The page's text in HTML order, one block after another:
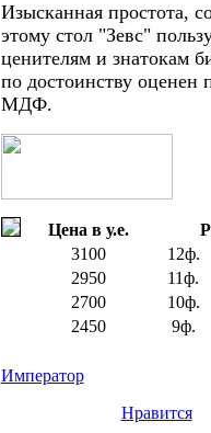
Изысканная простота,
этому стол "Зевс"
ценителям и знатокам
по достоинству оценен
МДФ.
Цена в у.е.
3100
12ф.
2950
11ф.
2700
10ф.
2450
9ф.
Император
Нравится